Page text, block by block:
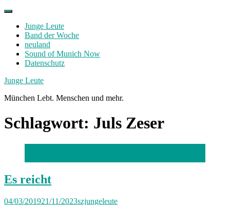
Skip
contentJunge Leute
Band der Woche
neuland
Sound of Munich Now
Datenschutz
Facebook
Twitter
Instagram
Junge Leute
München Lebt. Menschen und mehr.
Schlagwort: Juls Zeser
Es reicht
04/03/201921/11/2023szjungeleute